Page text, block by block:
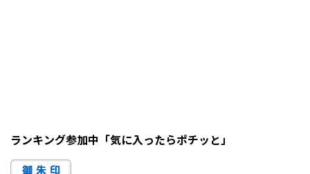
ランキング参加中「気に入ったらポチッと」